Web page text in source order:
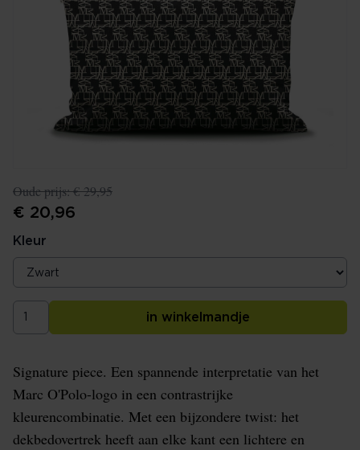
Oude prijs:€ 29,95
€ 20,96
Kleur
in winkelmandje
Signature piece. Een spannende interpretatie van het
Marc O'Polo-logo in een contrastrijke
kleurencombinatie. Met een bijzondere twist: het
dekbedovertrek heeft aan elke kant een lichtere en